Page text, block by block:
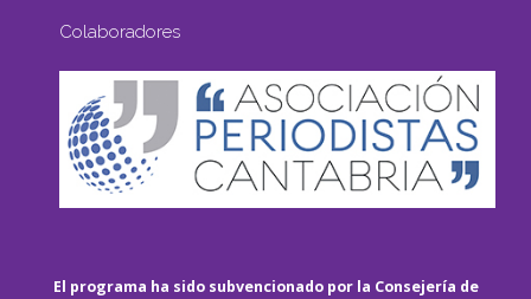
Colaboradores
El programa ha sido subvencionado por la Consejería de